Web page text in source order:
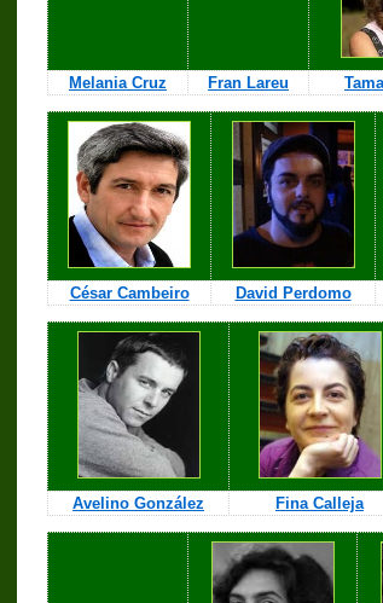
Melania Cruz Fran Lareu
César Cambeiro David Perdomo
Avelino González Fina Calleja